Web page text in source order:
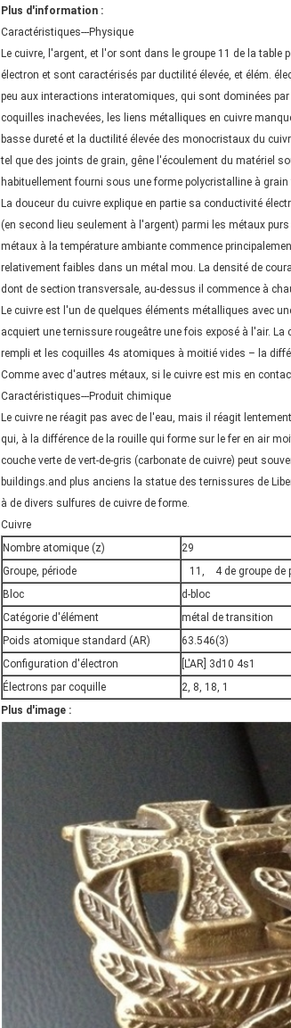
Plus d'information :
Caractéristiques---Physique
Le cuivre, l'argent, et l'or sont dans le groupe 11 de la
électron et sont caractérisés par ductilité élevée, et élém.
peu aux interactions interatomiques, qui sont dominées
coquilles inachevées, les liens métalliques en cuivre
basse dureté et la ductilité élevée des monocristaux du
tel que des joints de grain, gêne l'écoulement du matériel
habituellement fourni sous une forme polycristalline à
La douceur du cuivre explique en partie sa conductivité
(en second lieu seulement à l'argent) parmi les métaux
métaux à la température ambiante commence
relativement faibles dans un métal mou. La densité de
dont de section transversale, au-dessus il commence à
Le cuivre est l'un de quelques éléments métalliques avec
acquiert une ternissure rougeâtre une fois exposé à l'air.
rempli et les coquilles 4s atomiques à moitié vides – la
Comme avec d'autres métaux, si le cuivre est mis en
Caractéristiques---Produit chimique
Le cuivre ne réagit pas avec de l'eau, mais il réagit
qui, à la différence de la rouille qui forme sur le fer en air
couche verte de vert-de-gris (carbonate de cuivre) peut
buildings.and plus anciens la statue des ternissures de
à de divers sulfures de cuivre de forme.
Cuivre
Nombre atomique (z)
29
Groupe, période 11 , 4 de groupe de
Bloc
d-bloc
Catégorie d'élément
métal de transition
Poids atomique standard (AR)
63.546(3)
Configuration d'électron
L'AR ] 3d10 4s1
Électrons par coquille
2, 8, 18, 1
Plus d'image :